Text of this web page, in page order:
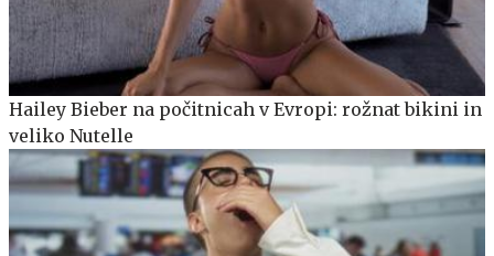
Hailey Bieber na počitnicah v Evropi: rožnat bikini in
veliko Nutelle